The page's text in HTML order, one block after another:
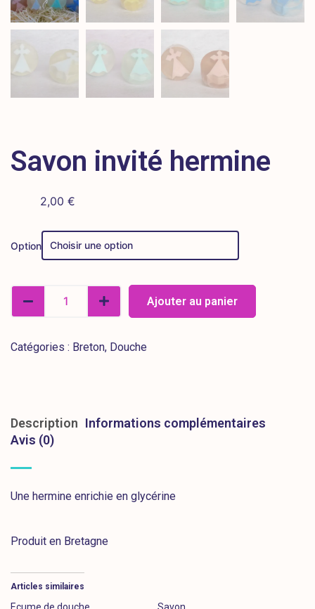
Savon invité hermine
2,00 €
Option
Ajouter au panier
Catégories : Breton, Douche
Description Informations complémentaires
Avis (0)
Une hermine enrichie en glycérine
Produit en Bretagne
Articles similaires
Ecume de douche
Savon